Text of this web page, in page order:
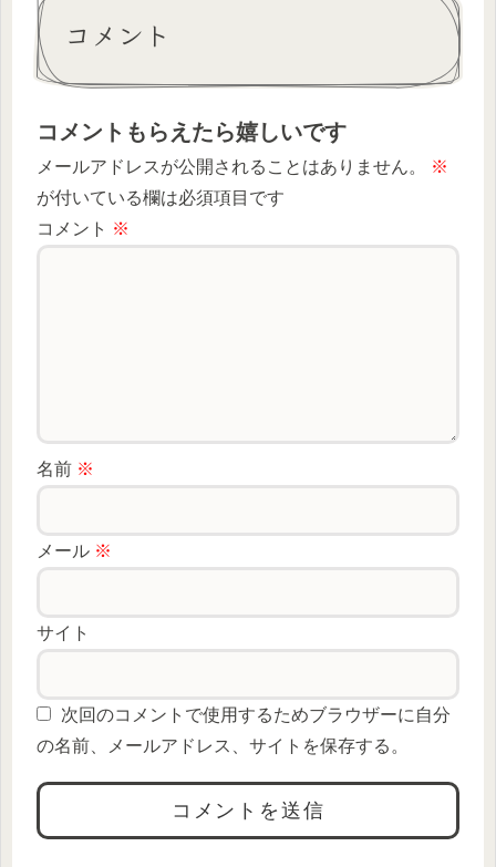
コメント
コメントもらえたら嬉しいです
メールアドレスが公開されることはありません。
※
が付いている欄は必須項目です
コメント ※
名前 ※
メール ※
サイト
次回のコメントで使用するためブラウザーに自分
の名前、メールアドレス、サイトを保存する。